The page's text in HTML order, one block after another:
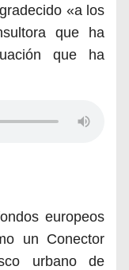
«a los
que ha
que ha
europeos
un Conector
urbano de